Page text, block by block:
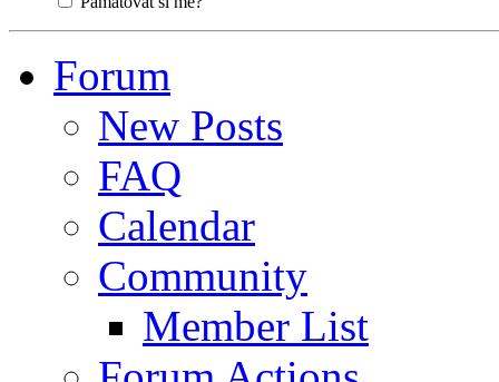
Forum
New Posts
FAQ
Calendar
Community
Member List